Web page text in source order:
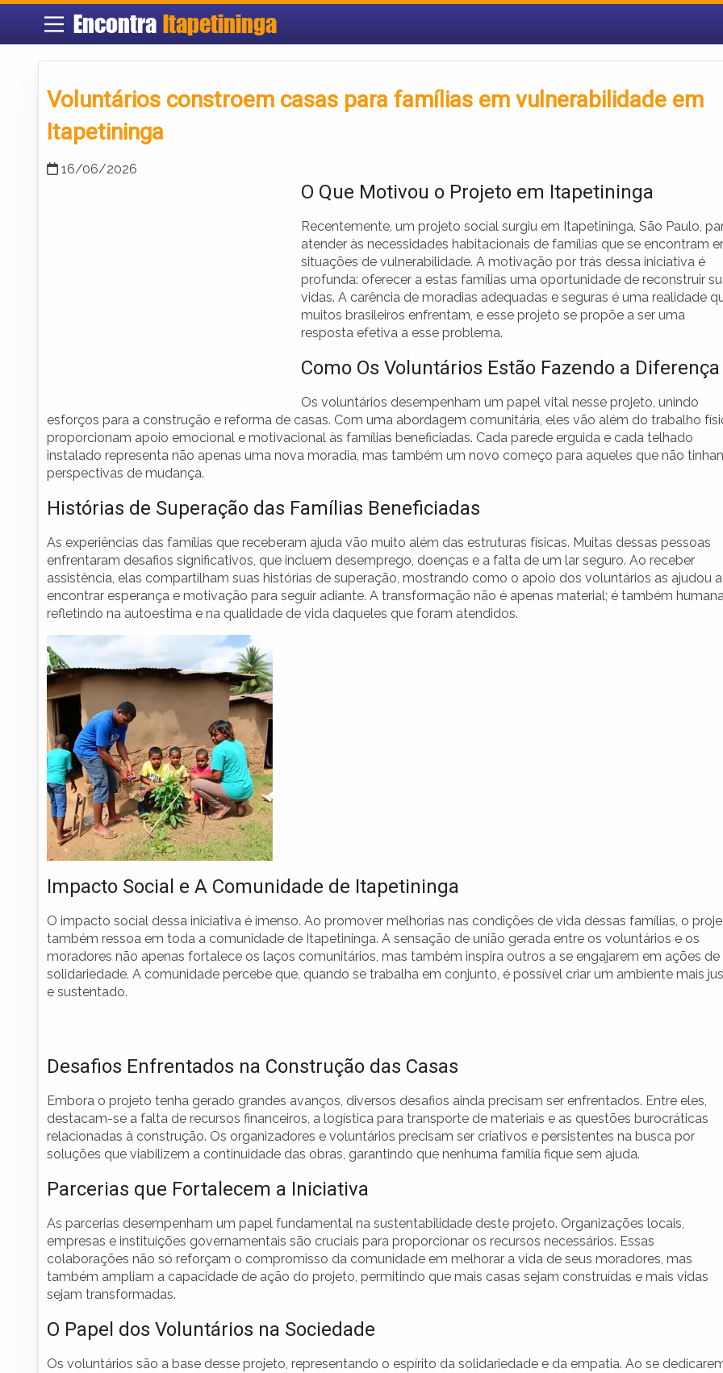
Encontra Itapetininga
Voluntários constroem casas para famílias em vulnerabilidade em
Itapetininga
16/06/2026
O Que Motivou o Projeto em Itapetininga
Recentemente, um projeto social surgiu em Itapetininga, São Paulo,
atender às necessidades habitacionais de famílias que se encontram
situações de vulnerabilidade. A motivação por trás dessa iniciativa é
profunda: oferecer a estas famílias uma oportunidade de reconstruir
vidas. A carência de moradias adequadas e seguras é uma realidade
muitos brasileiros enfrentam, e esse projeto se propõe a ser uma
resposta efetiva a esse problema.
Como Os Voluntários Estão Fazendo a Diferença
Os voluntários desempenham um papel vital nesse projeto, unindo
esforços para a construção e reforma de casas. Com uma abordagem comunitária, eles vão além do trabalho
proporcionam apoio emocional e motivacional às famílias beneficiadas. Cada parede erguida e cada telhado
instalado representa não apenas uma nova moradia, mas também um novo começo para aqueles que não
perspectivas de mudança.
Histórias de Superação das Famílias Beneficiadas
As experiências das famílias que receberam ajuda vão muito além das estruturas físicas. Muitas dessas pessoas
enfrentaram desafios significativos, que incluem desemprego, doenças e a falta de um lar seguro. Ao receber
assistência, elas compartilham suas histórias de superação, mostrando como o apoio dos voluntários as ajudou a
encontrar esperança e motivação para seguir adiante. A transformação não é apenas material; é também
refletindo na autoestima e na qualidade de vida daqueles que foram atendidos.
Impacto Social e A Comunidade de Itapetininga
O impacto social dessa iniciativa é imenso. Ao promover melhorias nas condições de vida dessas famílias, o
também ressoa em toda a comunidade de Itapetininga. A sensação de união gerada entre os voluntários e os
moradores não apenas fortalece os laços comunitários, mas também inspira outros a se engajarem em ações de
solidariedade. A comunidade percebe que, quando se trabalha em conjunto, é possível criar um ambiente mais
e sustentado.
Desafios Enfrentados na Construção das Casas
Embora o projeto tenha gerado grandes avanços, diversos desafios ainda precisam ser enfrentados. Entre eles,
destacam-se a falta de recursos financeiros, a logística para transporte de materiais e as questões burocráticas
relacionadas à construção. Os organizadores e voluntários precisam ser criativos e persistentes na busca por
soluções que viabilizem a continuidade das obras, garantindo que nenhuma família fique sem ajuda.
Parcerias que Fortalecem a Iniciativa
As parcerias desempenham um papel fundamental na sustentabilidade deste projeto. Organizações locais,
empresas e instituições governamentais são cruciais para proporcionar os recursos necessários. Essas
colaborações não só reforçam o compromisso da comunidade em melhorar a vida de seus moradores, mas
também ampliam a capacidade de ação do projeto, permitindo que mais casas sejam construídas e mais vidas
sejam transformadas.
O Papel dos Voluntários na Sociedade
Os voluntários são a base desse projeto, representando o espírito da solidariedade e da empatia. Ao se